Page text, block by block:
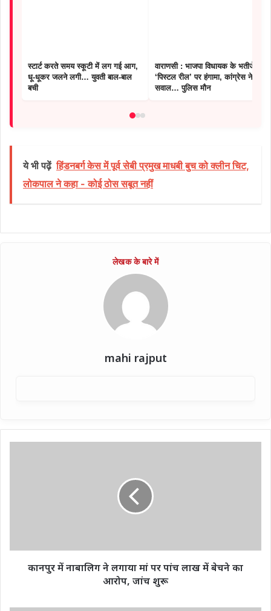
स्टार्ट करते समय स्कूटी में लग गई आग,
धू-धूकर जलने लगी… युवती बाल-बाल
बची
वाराणसी : भाजपा विधायक के भतीजे की
‘पिस्टल रील’ पर हंगामा, कांग्रेस ने उठाए
सवाल… पुलिस मौन
ये भी पढ़ें हिंडनबर्ग केस में पूर्व सेबी प्रमुख माधबी बुच को क्लीन चिट,
लोकपाल ने कहा - कोई ठोस सबूत नहीं
mahi rajput
लाख
कानपुर में नाबालिग ने लगाया मां पर पांच लाख में बेचने का
आरोप, जांच शुरू